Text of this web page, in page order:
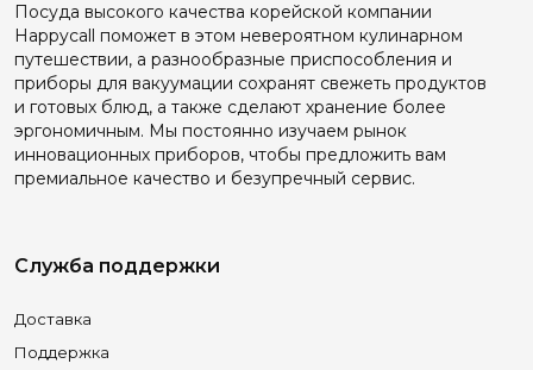
Посуда высокого качества корейской компании
Happyсall поможет в этом невероятном кулинарном
путешествии, а разнообразные приспособления и
приборы для вакуумации сохранят свежеть продуктов
и готовых блюд, а также сделают хранение более
эргономичным. Мы постоянно изучаем рынок
инновационных приборов, чтобы предложить вам
премиальное качество и безупречный сервис.
Служба поддержки
Доставка
Поддержка